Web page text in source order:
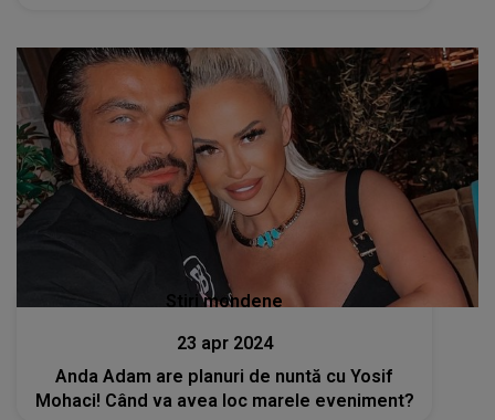
Stiri mondene
23 apr 2024
Anda Adam are planuri de nuntă cu Yosif
Mohaci! Când va avea loc marele eveniment?